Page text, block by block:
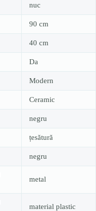
nuc
90 cm
40 cm
Da
Modern
Ceramic
negru
țesătură
negru
metal
material plastic